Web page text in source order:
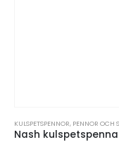
KULSPETSPENNOR, PENNOR OCH